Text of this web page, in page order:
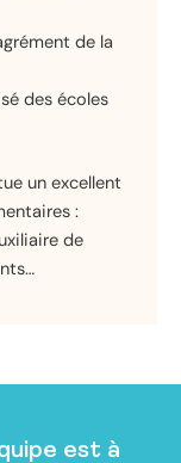
de la
des écoles
un excellent
:
de
est à